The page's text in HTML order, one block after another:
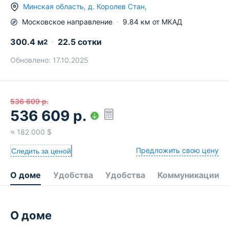
Минская область, д. Королев Стан,
Московское направление 9.84 км от МКАД
300.4 м2 22.5 сотки
Обновлено: 17.10.2025
536 609 р.
536 609 р.
≈ 182 000 $
Следить за ценой Предложить свою цену
О доме Удобства Удобства Коммуникации
О доме